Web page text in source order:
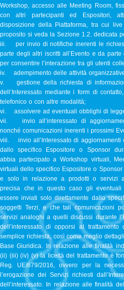
Workshop, accesso alle Meeting Room,
con altri partecipanti ed Espositori,
disposizione della Piattaforma, tra cui
proposito si veda la Sezione 1.2. dedicata
iii. per invio di notifiche inerenti le
parte degli altri iscritti all’Evento e da
per consentire l’interazione tra gli utenti
iv. adempimento delle attività
v. gestione della richiesta di
dell’Interessato mediante i form di
telefonico o con altre modalità;
vi. assolvere ad eventuali obblighi di
vii. invio all’interessato di
nonché comunicazioni inerenti i prossimi
viii. invio all’Interessato di aggiornamenti
dallo specifico Espositore o Sponsor
abbia partecipato a Workshop virtuali,
virtuali dello specifico Espositore o
e solo in relazione a prodotti o servizi
precisa che in questo caso gli eventuali
essere inviati solo direttamente dallo
soggetti Terzi, e che tali comunicazioni
servizi analoghi a quelli discussi durante
dell’interessato di opporsi al
semplice richiesta, così come meglio
Base Giuridica. In relazione alle finalità
(ii) (iii) (iv) (v) la liceità del trattamento è
Reg. UE/679/2016, ovvero per la
l’erogazione dei Servizi richiesti
dell’interessato. In relazione alle finalità